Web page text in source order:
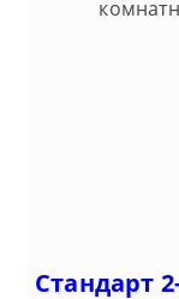
Стандарт